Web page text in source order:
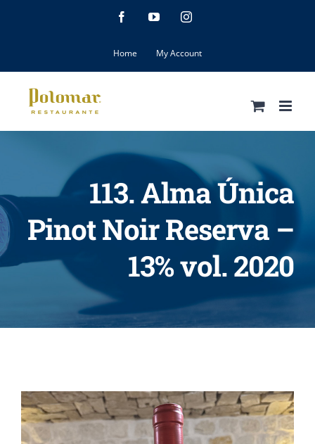
FacebookYouTubeInstagram
Home My Account
113. Alma Única
Pinot Noir Reserva –
13% vol. 2020